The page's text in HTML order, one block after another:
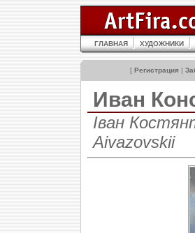
ГЛАВНАЯ ХУДОЖНИКИ
[ Регистрация |
Иван
Іван
Aivazovskii